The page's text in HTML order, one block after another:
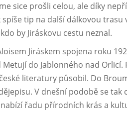
sice prošli celou, ale díky
tip na další dálkovou
by Jiráskovu cestu neznal.
Jiráskem spojena roku
Metují do Jablonného nad
literatury působil. Do
V dnešní podobě se tak
řadu přírodních krás a